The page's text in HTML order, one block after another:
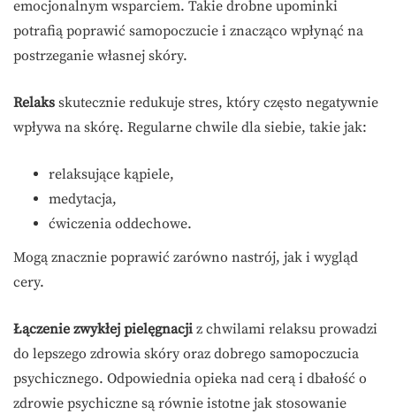
emocjonalnym wsparciem. Takie drobne upominki
potrafią poprawić samopoczucie i znacząco wpłynąć na
postrzeganie własnej skóry.
Relaks skutecznie redukuje stres, który często negatywnie
wpływa na skórę. Regularne chwile dla siebie, takie jak:
relaksujące kąpiele,
medytacja,
ćwiczenia oddechowe.
Mogą znacznie poprawić zarówno nastrój, jak i wygląd
cery.
Łączenie zwykłej pielęgnacji z chwilami relaksu prowadzi
do lepszego zdrowia skóry oraz dobrego samopoczucia
psychicznego. Odpowiednia opieka nad cerą i dbałość o
zdrowie psychiczne są równie istotne jak stosowanie